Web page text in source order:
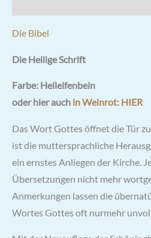
Die Bibel
Die Heilige Schrift
Farbe: Hellelfenbein
oder hier auch in Weinrot: HIER
Das Wort Gottes öffnet die Tür
ist die muttersprachliche
ein ernstes Anliegen der Kirche.
Übersetzungen nicht mehr
Anmerkungen lassen die
Wortes Gottes oft nurmehr